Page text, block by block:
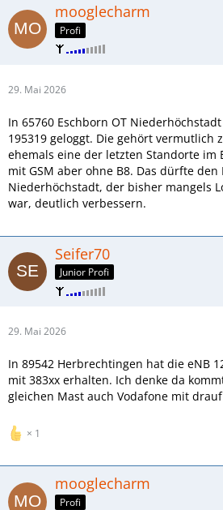
mooglecharm
Profi
29. Mai 2026
In 65760 Eschborn OT
195319 geloggt. Die gehört vermutlich
ehemals eine der letzten Standorte im
mit GSM aber ohne B8. Das dürfte den
Niederhöchstadt, der bisher mangels
war, deutlich verbessern.
Seifer70
Junior Profi
29. Mai 2026
In 89542 Herbrechtingen hat die eNB
mit 383xx erhalten. Ich denke da
gleichen Mast auch Vodafone mit
1
mooglecharm
Profi